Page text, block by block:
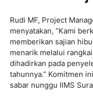
Rudi MF, Project
menyatakan, “Kami
memberikan sajian
menarik melalui
dihadirkan pada
tahunnya.” Komitmen
sabar nunggu IIMS